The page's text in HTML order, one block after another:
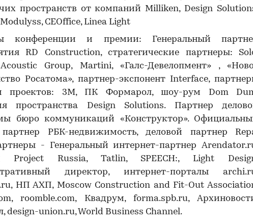
пространств от компаний Milliken, Design
CEOffice, Linea Light
конференции и премии: Генеральный
RD Construction, стратегические партнеры:
Group, Martini, «Галс-Девелопмент» ,
Росатома», партнер-экспонент Interface,
проектов: 3M, ПК Формарол, шоу-рум Dom
пространства Design Solutions. Партнер
бюро коммуникаций «Конструктор».
РБК-недвижимость, деловой партнер
- Генеральный интернет-партнер
Project Russia, Tatlin, SPEECH:, Light
директор, интернет-порталы
НП АХП, Moscow Construction and Fit-Out
roomble.com, Квадрум, forma.spb.ru,
design-union.ru, World Business Channel.